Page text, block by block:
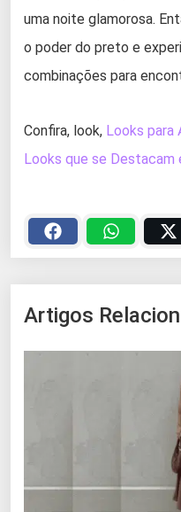
uma noite glamorosa.
o poder do preto e
combinações para
Confira, look, Looks para
Looks que se Destacam
Artigos